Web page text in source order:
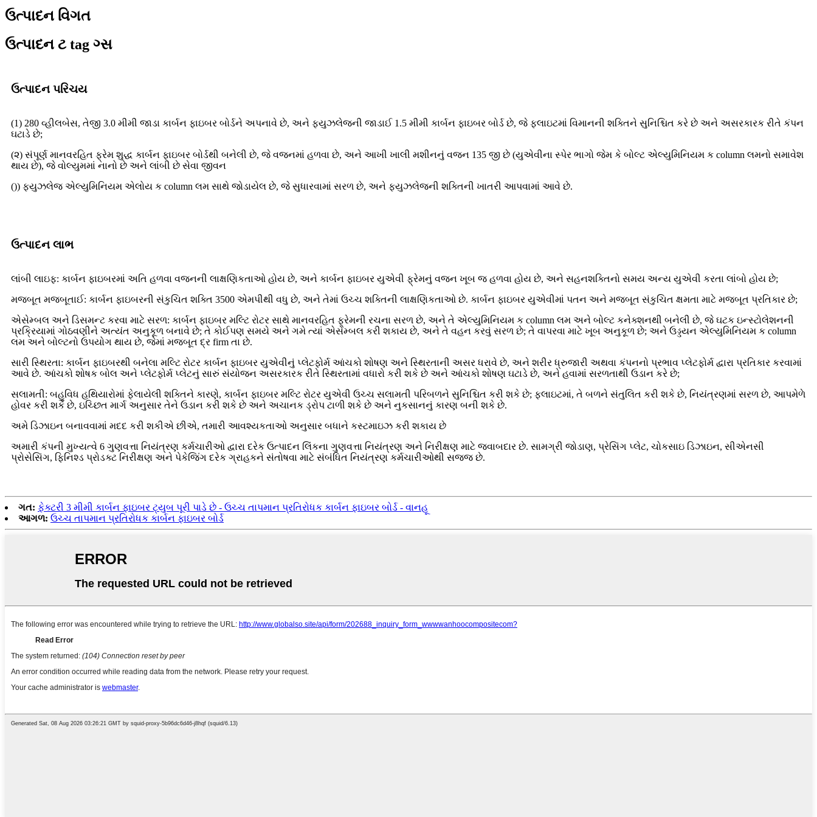
ઉત્પાદન વિગત
ઉત્પાદન ટ tag ગ્સ
ઉત્પાદન પરિચય
(1) 280 વ્હીલબેસ, તેજી 3.0 મીમી જાડા કાર્બન ફાઇબર બોર્ડને અપનાવે છે, અને ફ્યુઝલેજની જાડાઈ 1.5 મીમી કાર્બન ફાઇબર બોર્ડ છે, જે ફ્લાઇટમાં વિમાનની શક્તિને સુનિશ્ચિત કરે છે અને અસરકારક રીતે કંપન
ઘટાડે છે;
(૨) સંપૂર્ણ માનવરહિત ફ્રેમ શુદ્ધ કાર્બન ફાઇબર બોર્ડથી બનેલી છે, જે વજનમાં હળવા છે, અને આખી ખાલી મશીનનું વજન 135 જી છે (યુએવીના સ્પેર ભાગો જેમ કે બોલ્ટ એલ્યુમિનિયમ ક column લમનો સમાવેશ
થાય છે), જે વોલ્યુમમાં નાનો છે અને લાંબી છે સેવા જીવન
()) ફ્યુઝલેજ એલ્યુમિનિયમ એલોય ક column લમ સાથે જોડાયેલ છે, જે સુધારવામાં સરળ છે, અને ફ્યુઝલેજની શક્તિની ખાતરી આપવામાં આવે છે.
ઉત્પાદન લાભ
લાંબી લાઇફ: કાર્બન ફાઇબરમાં અતિ હળવા વજનની લાક્ષણિકતાઓ હોય છે, અને કાર્બન ફાઇબર યુએવી ફ્રેમનું વજન ખૂબ જ હળવા હોય છે, અને સહનશક્તિનો સમય અન્ય યુએવી કરતા લાંબો હોય છે;
મજબૂત મજબૂતાઈ: કાર્બન ફાઇબરની સંકુચિત શક્તિ 3500 એમપીથી વધુ છે, અને તેમાં ઉચ્ચ શક્તિની લાક્ષણિકતાઓ છે. કાર્બન ફાઇબર યુએવીમાં પતન અને મજબૂત સંકુચિત ક્ષમતા માટે મજબૂત પ્રતિકાર છે;
એસેમ્બલ અને ડિસમન્ટ કરવા માટે સરળ: કાર્બન ફાઇબર મલ્ટિ રોટર સાથે માનવરહિત ફ્રેમની રચના સરળ છે, અને તે એલ્યુમિનિયમ ક column લમ અને બોલ્ટ કનેક્શનથી બનેલી છે, જે ઘટક ઇન્સ્ટોલેશનની
પ્રક્રિયામાં ગોઠવણીને અત્યંત અનુકૂળ બનાવે છે; તે કોઈપણ સમયે અને ગમે ત્યાં એસેમ્બલ કરી શકાય છે, અને તે વહન કરવું સરળ છે; તે વાપરવા માટે ખૂબ અનુકૂળ છે; અને ઉડ્ડયન એલ્યુમિનિયમ ક column
લમ અને બોલ્ટનો ઉપયોગ થાય છે, જેમાં મજબૂત દ્ર firm તા છે.
સારી સ્થિરતા: કાર્બન ફાઇબરથી બનેલા મલ્ટિ રોટર કાર્બન ફાઇબર યુએવીનું પ્લેટફોર્મ આંચકો શોષણ અને સ્થિરતાની અસર ધરાવે છે, અને શરીર ધ્રુજારી અથવા કંપનનો પ્રભાવ પ્લેટફોર્મ દ્વારા પ્રતિકાર કરવામાં
આવે છે. આંચકો શોષક બોલ અને પ્લેટફોર્મ પ્લેટનું સારું સંયોજન અસરકારક રીતે સ્થિરતામાં વધારો કરી શકે છે અને આંચકો શોષણ ઘટાડે છે, અને હવામાં સરળતાથી ઉડાન કરે છે;
સલામતી: બહુવિધ હથિયારોમાં ફેલાયેલી શક્તિને કારણે, કાર્બન ફાઇબર મલ્ટિ રોટર યુએવી ઉચ્ચ સલામતી પરિબળને સુનિશ્ચિત કરી શકે છે; ફ્લાઇટમાં, તે બળને સંતુલિત કરી શકે છે, નિયંત્રણમાં સરળ છે, આપમેળે
હોવર કરી શકે છે, ઇચ્છિત માર્ગ અનુસાર તેને ઉડાન કરી શકે છે અને અચાનક ડ્રોપ ટાળી શકે છે અને નુકસાનનું કારણ બની શકે છે.
અમે ડિઝાઇન બનાવવામાં મદદ કરી શકીએ છીએ, તમારી આવશ્યકતાઓ અનુસાર બધાને કસ્ટમાઇઝ કરી શકાય છે
અમારી કંપની મુખ્યત્વે 6 ગુણવત્તા નિયંત્રણ કર્મચારીઓ દ્વારા દરેક ઉત્પાદન લિંકના ગુણવત્તા નિયંત્રણ અને નિરીક્ષણ માટે જવાબદાર છે. સામગ્રી જોડાણ, પ્રેસિંગ પ્લેટ, ચોકસાઇ ડિઝાઇન, સીએનસી
પ્રોસેસિંગ, ફિનિશ્ડ પ્રોડક્ટ નિરીક્ષણ અને પેકેજિંગ દરેક ગ્રાહકને સંતોષવા માટે સંબંધિત નિયંત્રણ કર્મચારીઓથી સજ્જ છે.
ગત: ફેક્ટરી 3 મીમી કાર્બન ફાઇબર ટ્યુબ પૂરી પાડે છે - ઉચ્ચ તાપમાન પ્રતિરોધક કાર્બન ફાઇબર બોર્ડ - વાનહૂ
આગળ: ઉચ્ચ તાપમાન પ્રતિરોધક કાર્બન ફાઇબર બોર્ડ